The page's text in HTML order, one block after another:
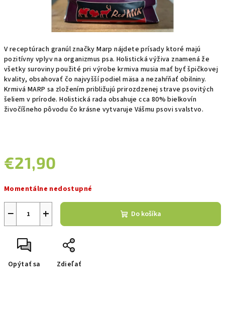
V receptúrach granúl značky Marp nájdete prísady ktoré majú
pozitívny vplyv na organizmus psa. Holistická výživa znamená že
všetky suroviny použité pri výrobe krmiva musia mať byť špičkovej
kvality, obsahovať čo najvyšší podiel mäsa a nezahŕňať obilniny.
Krmivá MARP sa zložením približujú prirozdzenej strave psovitých
šeliem v prírode. Holistická rada obsahuje cca 80% bielkovín
živočíšneho pôvodu čo krásne vytvaruje Vášmu psovi svalstvo.
€21,90
cena:
Momentálne nedostupné
+
− Do košíka
Opýtať sa Zdieľať